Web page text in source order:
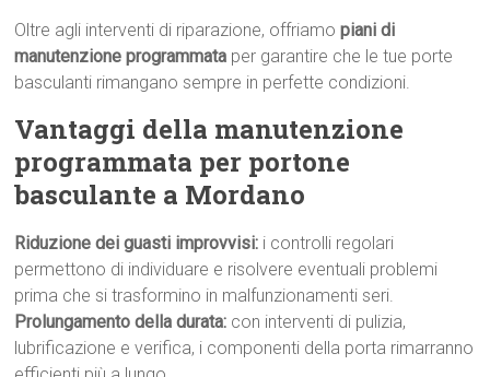
Oltre agli interventi di riparazione, offriamopiani di
manutenzione programmata per garantire che le tue porte
basculanti rimangano sempre in perfette condizioni.
Vantaggi della manutenzione
programmata per portone
basculante a Mordano
Riduzione dei guasti improvvisi: i controlli regolari
permettono di individuare e risolvere eventuali problemi
prima che si trasformino in malfunzionamenti seri.
Prolungamento della durata: con interventi di pulizia,
lubrificazione e verifica, i componenti della porta rimarranno